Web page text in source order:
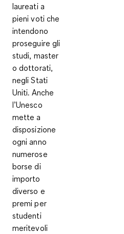
laureati a
pieni voti che
intendono
proseguire gli
studi, master
o dottorati,
negli Stati
Uniti. Anche
l’Unesco
mette a
disposizione
ogni anno
numerose
borse di
importo
diverso e
premi per
studenti
meritevoli